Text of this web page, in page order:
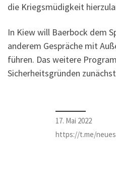
die Kriegsmüdigkeit
In Kiew will Baerbock dem
anderem Gespräche mit
führen. Das weitere
Sicherheitsgründen
17. Mai 2022
https://t.me/